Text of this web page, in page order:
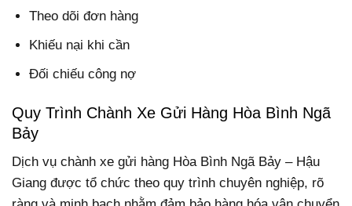
Theo dõi đơn hàng
Khiếu nại khi cần
Đối chiếu công nợ
Quy Trình Chành Xe Gửi Hàng Hòa Bình Ngã
Bảy
Dịch vụ chành xe gửi hàng Hòa Bình Ngã Bảy – Hậu
Giang được tổ chức theo quy trình chuyên nghiệp, rõ